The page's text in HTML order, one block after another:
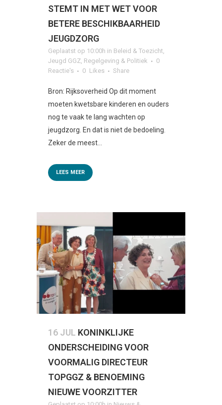
STEMT IN MET WET VOOR
BETERE BESCHIKBAARHEID
JEUGDZORG
Geplaatst op 10:00h in Beleid & Toezicht,
Jeugd GGZ, Regelgeving & Politiek
0
Reactie's
0 Likes Share
Bron: Rijksoverheid Op dit moment
moeten kwetsbare kinderen en ouders
nog te vaak te lang wachten op
jeugdzorg. En dat is niet de bedoeling.
Zeker de meest...
LEES MEER
16 JUL KONINKLIJKE
ONDERSCHEIDING VOOR
VOORMALIG DIRECTEUR
TOPGGZ & BENOEMING
NIEUWE VOORZITTER